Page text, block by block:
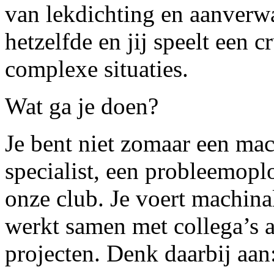
van lekdichting en
hetzelfde en jij speelt een
complexe situaties.
Wat ga je doen?
Je bent niet zomaar een
specialist, een
onze club. Je voert
werkt samen met collega’s
projecten. Denk daarbij